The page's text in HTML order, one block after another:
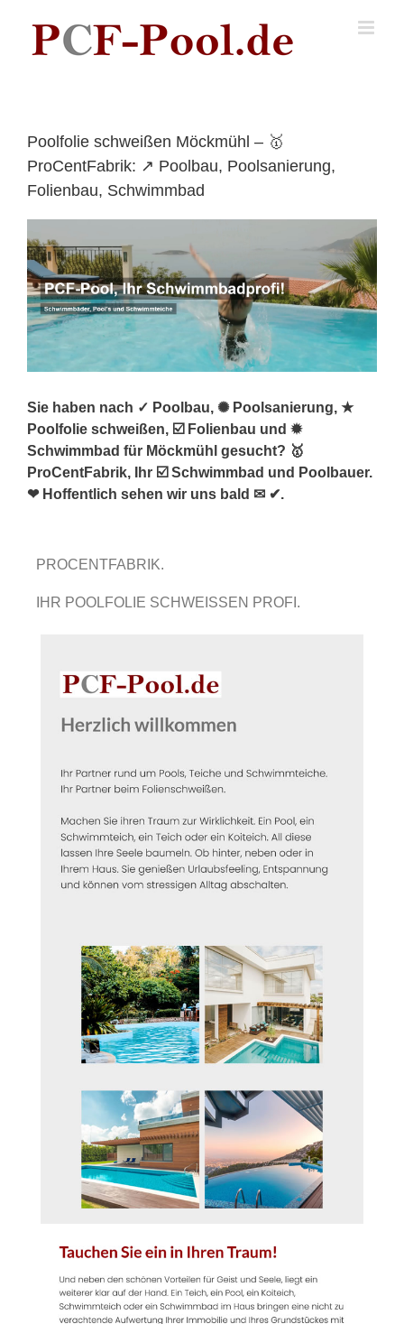
content
Poolfolie schweißen Möckmühl – 🥇
ProCentFabrik: ↗️ Poolbau, Poolsanierung,
Folienbau, Schwimmbad
Sie haben nach ✓ Poolbau, ✺ Poolsanierung, ★
Poolfolie schweißen, ☑️ Folienbau und ✹
Schwimmbad für Möckmühl gesucht? 🥇
ProCentFabrik, Ihr ☑️ Schwimmbad und Poolbauer.
❤ Hoffentlich sehen wir uns bald ✉ ✔.
PROCENTFABRIK.
IHR POOLFOLIE SCHWEISSEN PROFI.